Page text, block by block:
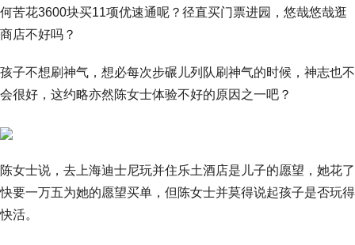
何苦花3600块买11项优速通呢？径直买门票进园，悠哉悠哉逛
商店不好吗？
孩子不想刷神气，想必每次步碾儿列队刷神气的时候，神志也不
会很好，这约略亦然陈女士体验不好的原因之一吧？
陈女士说，去上海迪士尼玩并住乐土酒店是儿子的愿望，她花了
快要一万五为她的愿望买单，但陈女士并莫得说起孩子是否玩得
快活。